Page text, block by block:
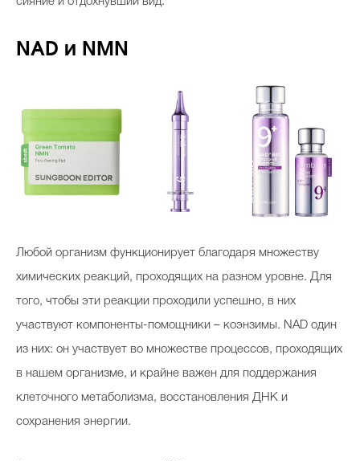
NAD и NMN
Любой организм функционирует благодаря множеству
химических реакций, проходящих на разном уровне. Для
того, чтобы эти реакции проходили успешно, в них
участвуют компоненты-помощники – коэнзимы. NAD один
из них: он участвует во множестве процессов, проходящих
в нашем организме, и крайне важен для поддержания
клеточного метаболизма, восстановления ДНК и
сохранения энергии.